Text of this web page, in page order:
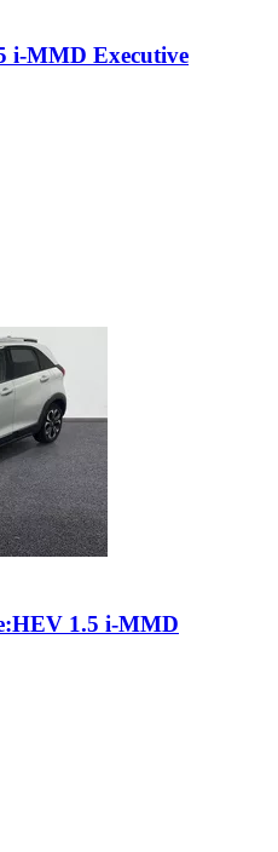
i-MMD Executive
1.5 i-MMD